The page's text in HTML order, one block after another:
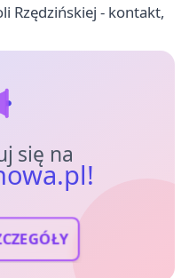
Rzędzińskiej - kontakt,
się na